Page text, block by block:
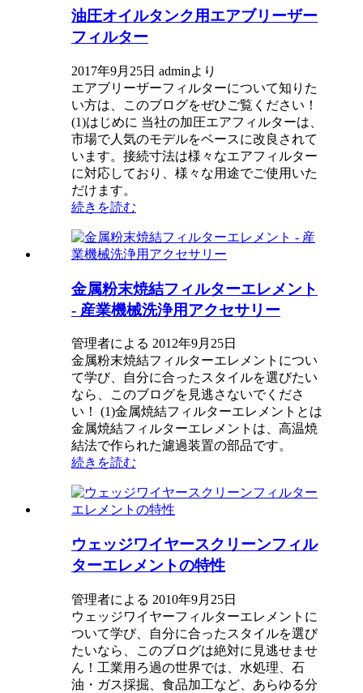
油圧オイルタンク用エアブリーザー
フィルター
2017年9月25日 adminより
エアブリーザーフィルターについて知りた
い方は、このブログをぜひご覧ください！
(1)はじめに 当社の加圧エアフィルターは、
市場で人気のモデルをベースに改良されて
います。接続寸法は様々なエアフィルター
に対応しており、様々な用途でご使用いた
だけます。
続きを読む
金属粉末焼結フィルターエレメント
- 産業機械洗浄用アクセサリー
管理者による 2012年9月25日
金属粉末焼結フィルターエレメントについ
て学び、自分に合ったスタイルを選びたい
なら、このブログを見逃さないでくださ
い！ (1)金属焼結フィルターエレメントとは
金属焼結フィルターエレメントは、高温焼
結法で作られた濾過装置の部品です。
続きを読む
ウェッジワイヤースクリーンフィル
ターエレメントの特性
管理者による 2010年9月25日
ウェッジワイヤーフィルターエレメントに
ついて学び、自分に合ったスタイルを選び
たいなら、このブログは絶対に見逃せませ
ん！工業用ろ過の世界では、水処理、石
油・ガス採掘、食品加工など、あらゆる分